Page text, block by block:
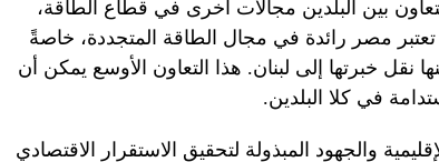
بين البلدين مجالات أخرى في قطاع الطاقة،
تعتبر مصر رائدة في مجال الطاقة المتجددة، خاصةً
نقل خبرتها إلى لبنان. هذا التعاون الأوسع يمكن أن
في كلا البلدين.
والجهود المبذولة لتحقيق الاستقرار الاقتصادي